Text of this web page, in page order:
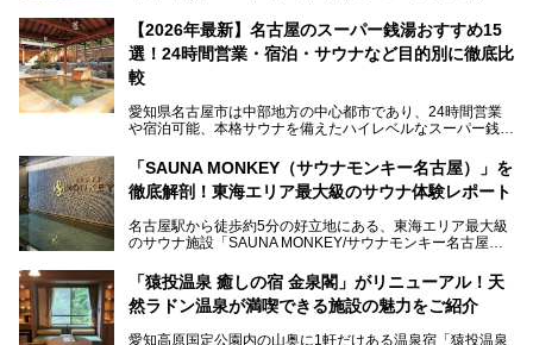
この地で30年にわたり愛され続けてきた施設だからこそ、
地元住民をはじめオープンを待ちわびている人も多いのでは
ないでしょうか。
老朽化した設備の補修を機に、2年前からじっくり構想を練
ってきたというだけあって、館内の充実度は想像以上。
以前の4倍に拡張したという露天エリアや10の浴槽、40人収
容の巨大なスタジアムサウナに、岩盤浴やリラクゼーション
までまるごと楽しめる施設に生まれ変わりました。
今回は、全面リニューアルして新しくなった「スパアクアス
【2026年最新】名古屋のスーパー銭湯おすすめ15
選！24時間営業・宿泊・サウナなど目的別に徹底比
較
愛知県名古屋市は中部地方の中心都市であり、24時間営業
や宿泊可能、本格サウナを備えたハイレベルなスーパー銭湯
そのため、「日々の仕事の疲れを心身ともにリセットした
い」「休日に時間を忘れて1日中ダラダラ過ごしたい」「コ
くある点が魅力です！
お好みの温泉施設を見つけて楽しんでくださいね。
「SAUNA MONKEY（サウナモンキー名古屋）」を
徹底解剖！東海エリア最大級のサウナ体験レポート
名古屋駅から徒歩約5分の好立地にある、東海エリア最大級
のサウナ施設「SAUNA MONKEY/サウナモンキー名古屋」
「名古屋駅周辺ってサウナが少ないよね」という声をよく耳
にするだけあり、アクセスの良さにも胸が高鳴ります。
今回は普段は男性専用となっているパブリックサウナが、女
「猿投温泉 癒しの宿 金泉閣」がリニューアル！天
然ラドン温泉が満喫できる施設の魅力をご紹介
愛知高原国定公園内の山奥に1軒だけある温泉宿「猿投温泉